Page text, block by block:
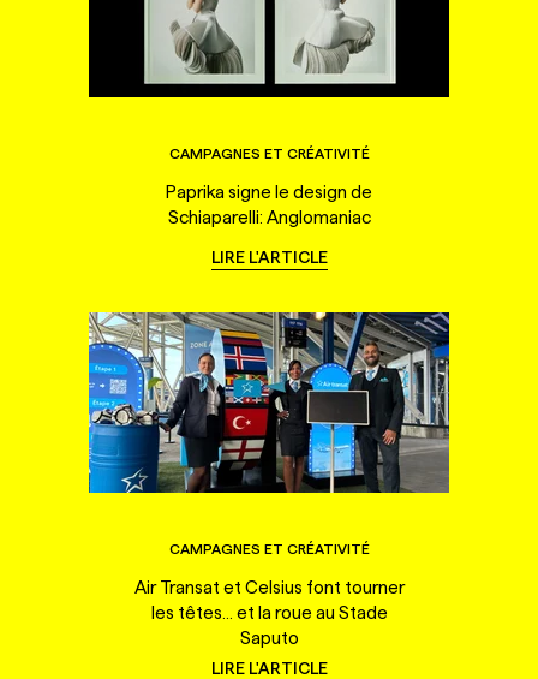
CAMPAGNES ET CRÉATIVITÉ
Paprika signe le design de
Schiaparelli: Anglomaniac
LIRE L'ARTICLE
CAMPAGNES ET CRÉATIVITÉ
Air Transat et Celsius font tourner
les têtes... et la roue au Stade
Saputo
LIRE L'ARTICLE